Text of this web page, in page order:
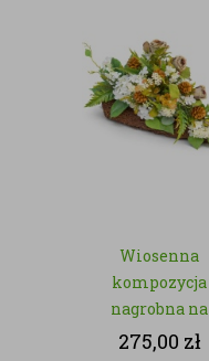
Wiosenna
kompozycja
nagrobna na
Wielkanoc ze
275,00 zł